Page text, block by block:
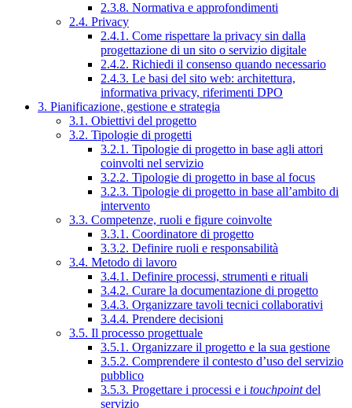
2.3.8. Normativa e approfondimenti
2.4. Privacy
2.4.1. Come rispettare la privacy sin dalla
progettazione di un sito o servizio digitale
2.4.2. Richiedi il consenso quando necessario
2.4.3. Le basi del sito web: architettura,
informativa privacy, riferimenti DPO
3. Pianificazione, gestione e strategia
3.1. Obiettivi del progetto
3.2. Tipologie di progetti
3.2.1. Tipologie di progetto in base agli attori
coinvolti nel servizio
3.2.2. Tipologie di progetto in base al focus
3.2.3. Tipologie di progetto in base all’ambito di
intervento
3.3. Competenze, ruoli e figure coinvolte
3.3.1. Coordinatore di progetto
3.3.2. Definire ruoli e responsabilità
3.4. Metodo di lavoro
3.4.1. Definire processi, strumenti e rituali
3.4.2. Curare la documentazione di progetto
3.4.3. Organizzare tavoli tecnici collaborativi
3.4.4. Prendere decisioni
3.5. Il processo progettuale
3.5.1. Organizzare il progetto e la sua gestione
3.5.2. Comprendere il contesto d’uso del servizio
pubblico
3.5.3. Progettare i processi e i touchpointdel
servizio